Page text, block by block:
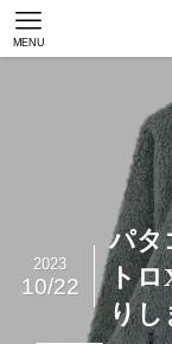
MENU
パタ
トロ
りし
2023
10/22